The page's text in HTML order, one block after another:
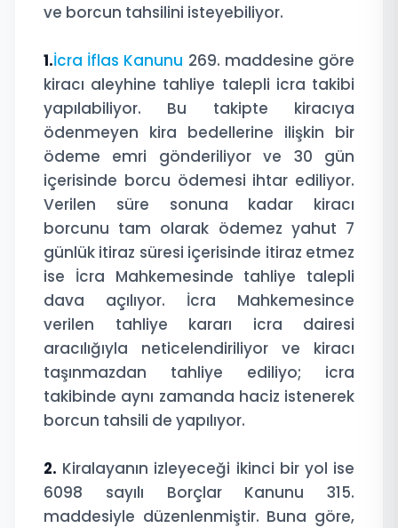
ve borcun tahsilini isteyebiliyor.
1.İcra İflas Kanunu 269. maddesine göre
kiracı aleyhine tahliye talepli icra takibi
yapılabiliyor. Bu takipte kiracıya
ödenmeyen kira bedellerine ilişkin bir
ödeme emri gönderiliyor ve 30 gün
içerisinde borcu ödemesi ihtar ediliyor.
Verilen süre sonuna kadar kiracı
borcunu tam olarak ödemez yahut 7
günlük itiraz süresi içerisinde itiraz etmez
ise İcra Mahkemesinde tahliye talepli
dava açılıyor. İcra Mahkemesince
verilen tahliye kararı icra dairesi
aracılığıyla neticelendiriliyor ve kiracı
taşınmazdan tahliye ediliyo; icra
takibinde aynı zamanda haciz istenerek
borcun tahsili de yapılıyor.
2. Kiralayanın izleyeceği ikinci bir yol ise
6098 sayılı Borçlar Kanunu 315.
maddesiyle düzenlenmiştir. Buna göre,